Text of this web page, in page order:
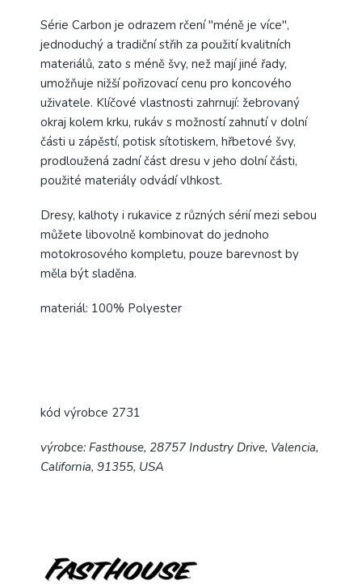
Série Carbon je odrazem rčení "méně je více",
jednoduchý a tradiční střih za použití kvalitních
materiálů, zato s méně švy, než mají jiné řady,
umožňuje nižší pořizovací cenu pro koncového
uživatele. Klíčové vlastnosti zahrnují: žebrovaný
okraj kolem krku, rukáv s možností zahnutí v dolní
části u zápěstí, potisk sítotiskem, hřbetové švy,
prodloužená zadní část dresu v jeho dolní části,
použité materiály odvádí vlhkost.
Dresy, kalhoty i rukavice z různých sérií mezi sebou
můžete libovolně kombinovat do jednoho
motokrosového kompletu, pouze barevnost by
měla být sladěna.
materiál: 100% Polyester
kód výrobce 2731
výrobce: Fasthouse, 28757 Industry Drive, Valencia,
California, 91355, USA